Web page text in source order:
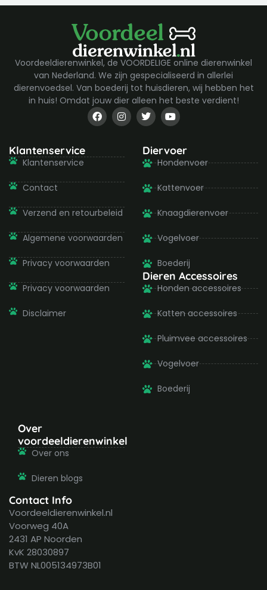
Voordeeldierenwinkel, de VOORDELIGE online dierenwinkel
van Nederland. We zijn gespecialiseerd in allerlei
dierenvoedsel. Van boederij tot huisdieren, wij hebben het
in huis! Omdat jouw dier alleen het beste verdient!
F
a
c
o
I
n
s
g
T
w
i
t
e
r
Y
o
u
u
b
e
Klantenservice
Klantenservice
Contact
Verzend en retourbeleid
Algemene voorwaarden
Privacy voorwaarden
Privacy voorwaarden
Disclaimer
Diervoer
Hondenvoer
Kattenvoer
Knaagdierenvoer
Vogelvoer
Boederij
Dieren Accessoires
Honden accessoires
Katten accessoires
Pluimvee accessoires
Vogelvoer
Boederij
Over
voordeeldierenwinkel
Over ons
Dieren blogs
Contact Info
Voordeeldierenwinkel.nl
Voorweg 40A
2431 AP Noorden
KvK 28030897
BTW NL005134973B01